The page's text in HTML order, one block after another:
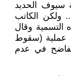
سيوف الحديد
ولكن الكاتب
التسمية وقال
عملية (سقوط
في عدم